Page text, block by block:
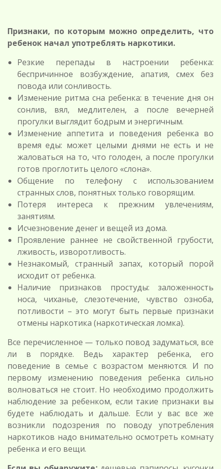
Признаки, по которым можно определить, что
ребенок начал употреблять наркотики.
Резкие перепады в настроении ребенка:
беспричинное возбуждение, апатия, смех без
повода или сонливость.
Изменение ритма сна ребенка: в течение дня он
сонлив, вял, медлителен, а после вечерней
прогулки выглядит бодрым и энергичным.
Изменение аппетита и поведения ребенка во
время еды: может целыми днями не есть и не
жаловаться на то, что голоден, а после прогулки
готов проглотить целого «слона».
Общение по телефону с использованием
странных слов, понятных только говорящим.
Потеря интереса к прежним увлечениям,
занятиям.
Исчезновение денег и вещей из дома.
Проявление раннее не свойственной грубости,
лживость, изворотливость.
Незнакомый, странный запах, который порой
исходит от ребенка.
Наличие признаков простуды: заложенность
носа, чиханье, слезотечение, чувство озноба,
потливости – это могут быть первые признаки
отмены наркотика (наркотическая ломка).
Все перечисленное — только повод задуматься, все
ли в порядке. Ведь характер ребенка, его
поведение в семье с возрастом меняются. И по
первому изменению поведения ребенка сильно
волноваться не стоит. Но необходимо продолжить
наблюдение за ребенком, если такие признаки вы
будете наблюдать и дальше. Если у вас все же
возникли подозрения по поводу употребления
наркотиков надо внимательно осмотреть комнату
ребенка и его вещи.